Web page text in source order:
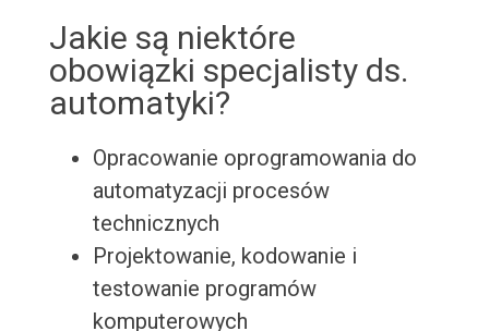
Jakie są niektóre
obowiązki specjalisty ds.
automatyki?
Opracowanie oprogramowania do
automatyzacji procesów
technicznych
Projektowanie, kodowanie i
testowanie programów
komputerowych